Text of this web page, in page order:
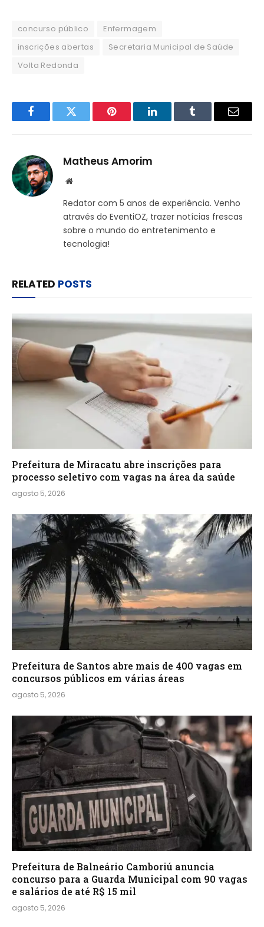
concurso público
Enfermagem
inscrições abertas
Secretaria Municipal de Saúde
Volta Redonda
FacebookTwitter Pinterest LinkedInTumblr Email
Matheus Amorim
Website
Redator com 5 anos de experiência. Venho
através do EventiOZ, trazer notícias frescas
sobre o mundo do entretenimento e
tecnologia!
RELATED POSTS
Prefeitura de Miracatu abre inscrições para
processo seletivo com vagas na área da saúde
agosto 5, 2026
Prefeitura de Santos abre mais de 400 vagas em
concursos públicos em várias áreas
agosto 5, 2026
Prefeitura de Balneário Camboriú anuncia
concurso para a Guarda Municipal com 90 vagas
e salários de até R$ 15 mil
agosto 5, 2026